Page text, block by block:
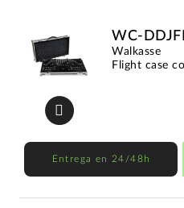
WC-
Walkasse
Flight case
Entrega en 24/48h